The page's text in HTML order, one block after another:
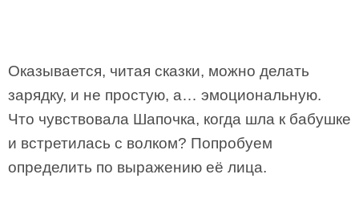
Оказывается, читая сказки, можно делать
зарядку, и не простую, а… эмоциональную.
Что чувствовала Шапочка, когда шла к бабушке
и встретилась с волком? Попробуем
определить по выражению её лица.